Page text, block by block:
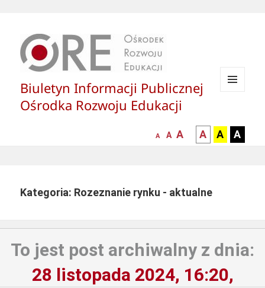
Biuletyn Informacji Publicznej
Ośrodka Rozwoju Edukacji
mniejsza
A
normalna
A
większa-
czcionka
A
kontrast
czarny
tle
A
kontrast
czarny
A
żółty
A
Kategoria: Rozeznanie rynku - aktualne
To jest post archiwalny z dnia:
28 listopada 2024, 16:20,